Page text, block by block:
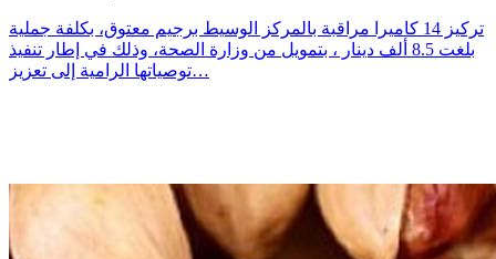
تركيز 14 كاميرا مراقبة بالمركز الوسيط برجيم معتوق، بكلفة جملية
بلغت 8.5 ألف دينار ، بتمويل من وزارة الصحة، وذلك في إطار تنفيذ
توصياتها الرامية إلى تعزيز…